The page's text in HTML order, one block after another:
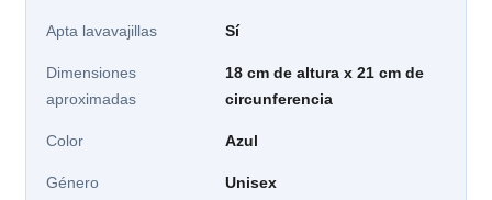
Apta lavavajillas Sí
Dimensiones
aproximadas
18 cm de altura x 21 cm de
circunferencia
Color Azul
Género Unisex